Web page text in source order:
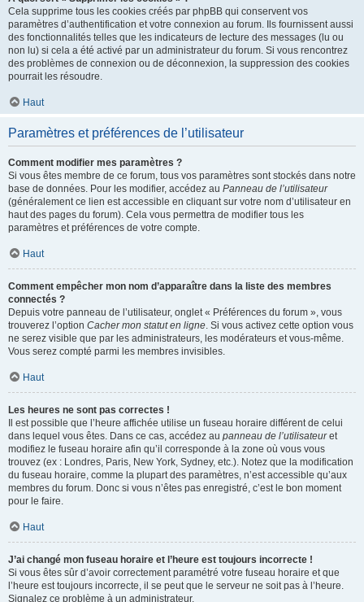
Cela supprime tous les cookies créés par phpBB qui conservent vos
paramètres d’authentification et votre connexion au forum. Ils fournissent aussi
des fonctionnalités telles que les indicateurs de lecture des messages (lu ou
non lu) si cela a été activé par un administrateur du forum. Si vous rencontrez
des problèmes de connexion ou de déconnexion, la suppression des cookies
pourrait les résoudre.
Haut
Paramètres et préférences de l’utilisateur
Comment modifier mes paramètres ?
Si vous êtes membre de ce forum, tous vos paramètres sont stockés dans notre
base de données. Pour les modifier, accédez au Panneau de l’utilisateur
(généralement ce lien est accessible en cliquant sur votre nom d’utilisateur en
haut des pages du forum). Cela vous permettra de modifier tous les
paramètres et préférences de votre compte.
Haut
Comment empêcher mon nom d’apparaître dans la liste des membres
connectés ?
Depuis votre panneau de l’utilisateur, onglet « Préférences du forum », vous
trouverez l’option Cacher mon statut en ligne. Si vous activez cette option vous
ne serez visible que par les administrateurs, les modérateurs et vous-même.
Vous serez compté parmi les membres invisibles.
Haut
Les heures ne sont pas correctes !
Il est possible que l’heure affichée utilise un fuseau horaire différent de celui
dans lequel vous êtes. Dans ce cas, accédez au panneau de l’utilisateuret
modifiez le fuseau horaire afin qu’il corresponde à la zone où vous vous
trouvez (ex : Londres, Paris, New York, Sydney, etc.). Notez que la modification
du fuseau horaire, comme la plupart des paramètres, n’est accessible qu’aux
membres du forum. Donc si vous n’êtes pas enregistré, c’est le bon moment
pour le faire.
Haut
J’ai changé mon fuseau horaire et l’heure est toujours incorrecte !
Si vous êtes sûr d’avoir correctement paramétré votre fuseau horaire et que
l’heure est toujours incorrecte, il se peut que le serveur ne soit pas à l’heure.
Signalez ce problème à un administrateur.